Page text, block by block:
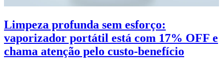
Limpeza profunda sem esforço:
vaporizador portátil está com 17% OFF e
chama atenção pelo custo-benefício